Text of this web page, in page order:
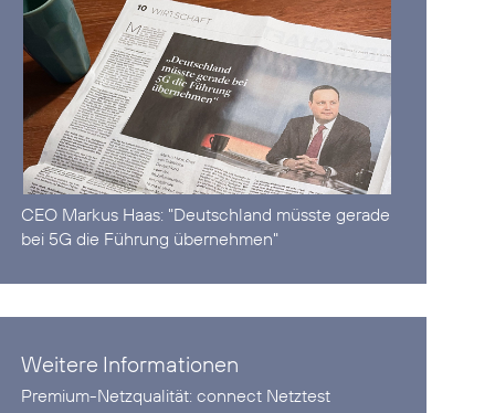
CEO Markus Haas: "Deutschland müsste gerade
bei 5G die Führung übernehmen"
Weitere Informationen
Premium-Netzqualität:connect Netztest